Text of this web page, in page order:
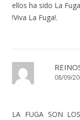
ellos ha sido La
!Viva La Fuga!.
08/09/
LA FUGA SON